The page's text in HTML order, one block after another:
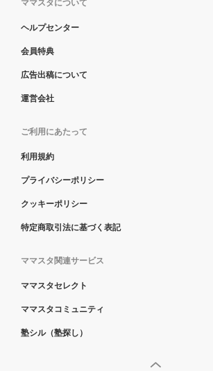
ママスタについて
ヘルプセンター
会員特典
広告出稿について
運営会社
ご利用にあたって
利用規約
プライバシーポリシー
クッキーポリシー
特定商取引法に基づく表記
ママスタ関連サービス
ママスタセレクト
ママスタコミュニティ
塾シル（塾探し）